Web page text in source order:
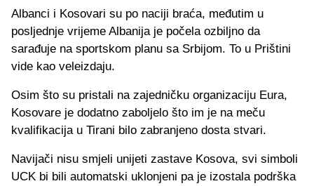
Albanci i Kosovari su po naciji braća, međutim u
posljednje vrijeme Albanija je počela ozbiljno da
sarađuje na sportskom planu sa Srbijom. To u Prištini
vide kao veleizdaju.
Osim što su pristali na zajedničku organizaciju Eura,
Kosovare je dodatno zaboljelo što im je na meču
kvalifikacija u Tirani bilo zabranjeno dosta stvari.
Navijači nisu smjeli unijeti zastave Kosova, svi simboli
UCK bi bili automatski uklonjeni pa je izostala podrška